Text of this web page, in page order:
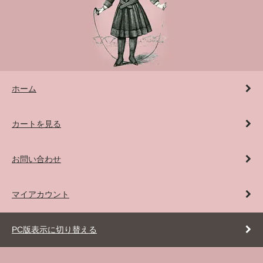
ホーム
カートを見る
お問い合わせ
マイアカウント
PC版表示に切り替える